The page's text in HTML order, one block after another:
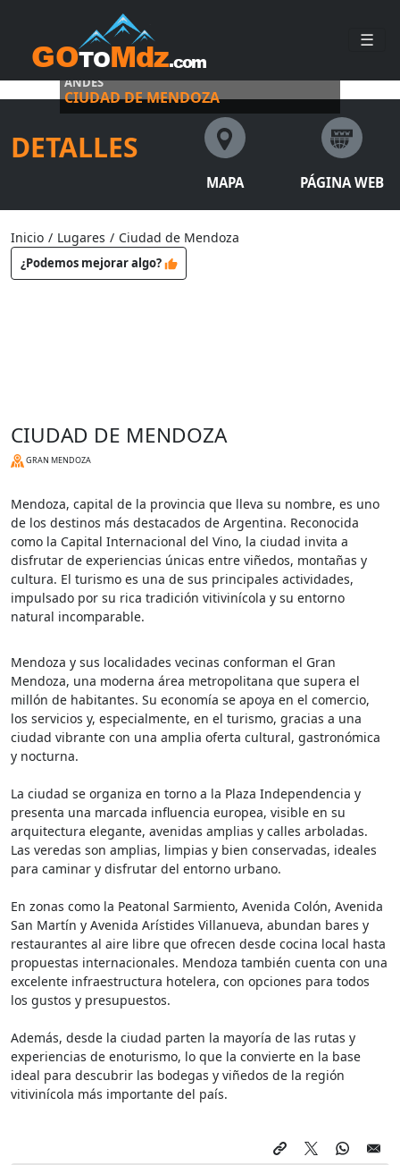
☰
VINO, CULTURA Y VIDA URBANA AL PIE DE LOS
ANDES
CIUDAD DE MENDOZA
DETALLES
MAPA PÁGINA WEB
Inicio / Lugares / Ciudad de Mendoza
¿Podemos mejorar algo?
CIUDAD DE MENDOZA
GRAN MENDOZA
Mendoza, capital de la provincia que lleva su nombre, es uno
de los destinos más destacados de Argentina. Reconocida
como la Capital Internacional del Vino, la ciudad invita a
disfrutar de experiencias únicas entre viñedos, montañas y
cultura. El turismo es una de sus principales actividades,
impulsado por su rica tradición vitivinícola y su entorno
natural incomparable.
Mendoza y sus localidades vecinas conforman el Gran
Mendoza, una moderna área metropolitana que supera el
millón de habitantes. Su economía se apoya en el comercio,
los servicios y, especialmente, en el turismo, gracias a una
ciudad vibrante con una amplia oferta cultural, gastronómica
y nocturna.
La ciudad se organiza en torno a la Plaza Independencia y
presenta una marcada influencia europea, visible en su
arquitectura elegante, avenidas amplias y calles arboladas.
Las veredas son amplias, limpias y bien conservadas, ideales
para caminar y disfrutar del entorno urbano.
En zonas como la Peatonal Sarmiento, Avenida Colón, Avenida
San Martín y Avenida Arístides Villanueva, abundan bares y
restaurantes al aire libre que ofrecen desde cocina local hasta
propuestas internacionales. Mendoza también cuenta con una
excelente infraestructura hotelera, con opciones para todos
los gustos y presupuestos.
Además, desde la ciudad parten la mayoría de las rutas y
experiencias de enoturismo, lo que la convierte en la base
ideal para descubrir las bodegas y viñedos de la región
vitivinícola más importante del país.